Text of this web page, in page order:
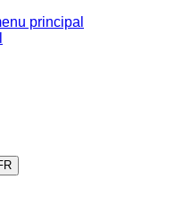
principal